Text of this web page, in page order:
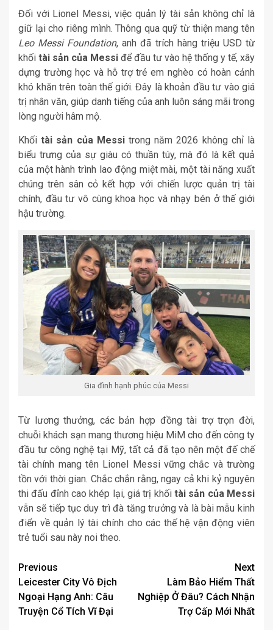
Đối với Lionel Messi, việc quản lý tài sản không chỉ là
giữ lại cho riêng mình. Thông qua quỹ từ thiện mang tên
Leo Messi Foundation, anh đã trích hàng triệu USD từ
khối tài sản của Messi để đầu tư vào hệ thống y tế, xây
dựng trường học và hỗ trợ trẻ em nghèo có hoàn cảnh
khó khăn trên toàn thế giới. Đây là khoản đầu tư vào giá
trị nhân văn, giúp danh tiếng của anh luôn sáng mãi trong
lòng người hâm mộ.
Khốitài sản của Messitrong năm 2026 không chỉ là
biểu trưng của sự giàu có thuần túy, mà đó là kết quả
của một hành trình lao động miệt mài, một tài năng xuất
chúng trên sân cỏ kết hợp với chiến lược quản trị tài
chính, đầu tư vô cùng khoa học và nhạy bén ở thế giới
hậu trường.
Gia đình hạnh phúc của Messi
Từ lương thưởng, các bản hợp đồng tài trợ trọn đời,
chuỗi khách sạn mang thương hiệu MiM cho đến công ty
đầu tư công nghệ tại Mỹ, tất cả đã tạo nên một đế chế
tài chính mang tên Lionel Messi vững chắc và trường
tồn với thời gian. Chắc chắn rằng, ngay cả khi kỷ nguyên
thi đấu đỉnh cao khép lại, giá trị khối tài sản của Messi
vẫn sẽ tiếp tục duy trì đà tăng trưởng và là bài mẫu kinh
điển về quản lý tài chính cho các thế hệ vận động viên
trẻ tuổi sau này noi theo.
Post
navigation
Previous
Leicester City Vô Địch
Ngoại Hạng Anh: Câu
Truyện Cổ Tích Vĩ Đại
Next
Làm Bảo Hiểm Thất
Nghiệp Ở Đâu? Cách Nhận
Trợ Cấp Mới Nhất